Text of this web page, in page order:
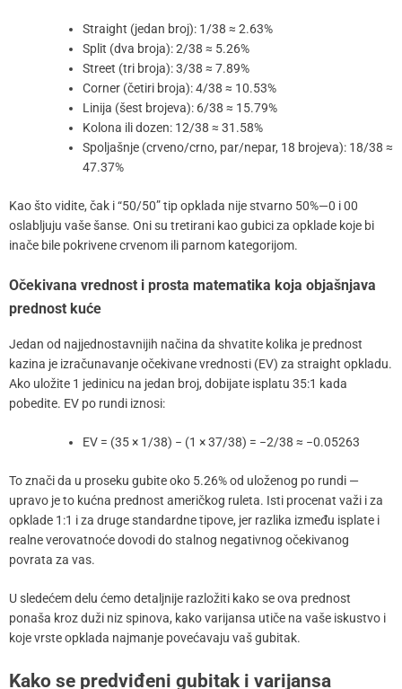
Straight (jedan broj): 1/38 ≈ 2.63%
Split (dva broja): 2/38 ≈ 5.26%
Street (tri broja): 3/38 ≈ 7.89%
Corner (četiri broja): 4/38 ≈ 10.53%
Linija (šest brojeva): 6/38 ≈ 15.79%
Kolona ili dozen: 12/38 ≈ 31.58%
Spoljašnje (crveno/crno, par/nepar, 18 brojeva): 18/38 ≈
47.37%
Kao što vidite, čak i “50/50” tip opklada nije stvarno 50%—0 i 00
oslabljuju vaše šanse. Oni su tretirani kao gubici za opklade koje bi
inače bile pokrivene crvenom ili parnom kategorijom.
Očekivana vrednost i prosta matematika koja objašnjava
prednost kuće
Jedan od najjednostavnijih načina da shvatite kolika je prednost
kazina je izračunavanje očekivane vrednosti (EV) za straight opkladu.
Ako uložite 1 jedinicu na jedan broj, dobijate isplatu 35:1 kada
pobedite. EV po rundi iznosi:
EV = (35 × 1/38) − (1 × 37/38) = −2/38 ≈ −0.05263
To znači da u proseku gubite oko 5.26% od uloženog po rundi —
upravo je to kućna prednost američkog ruleta. Isti procenat važi i za
opklade 1:1 i za druge standardne tipove, jer razlika između isplate i
realne verovatnoće dovodi do stalnog negativnog očekivanog
povrata za vas.
U sledećem delu ćemo detaljnije razložiti kako se ova prednost
ponaša kroz duži niz spinova, kako varijansa utiče na vaše iskustvo i
koje vrste opklada najmanje povećavaju vaš gubitak.
Kako se predviđeni gubitak i varijansa